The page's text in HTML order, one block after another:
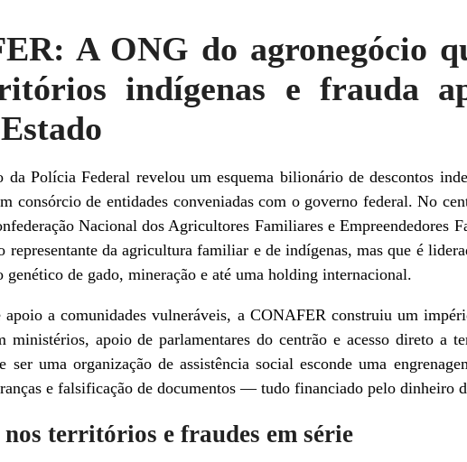
A ONG do agronegócio
indígenas e frauda
da Polícia Federal revelou um esquema bilionário de descontos
consórcio de entidades conveniadas com o governo federal. No
Nacional dos Agricultores Familiares e Empreendedores
representante da agricultura familiar e de indígenas, mas que é
genético de gado, mineração e até uma holding internacional.
apoio a comunidades vulneráveis, a CONAFER construiu um
ministérios, apoio de parlamentares do centrão e acesso direto a
ser uma organização de assistência social esconde uma
e falsificação de documentos — tudo financiado pelo dinheiro
territórios e fraudes em série